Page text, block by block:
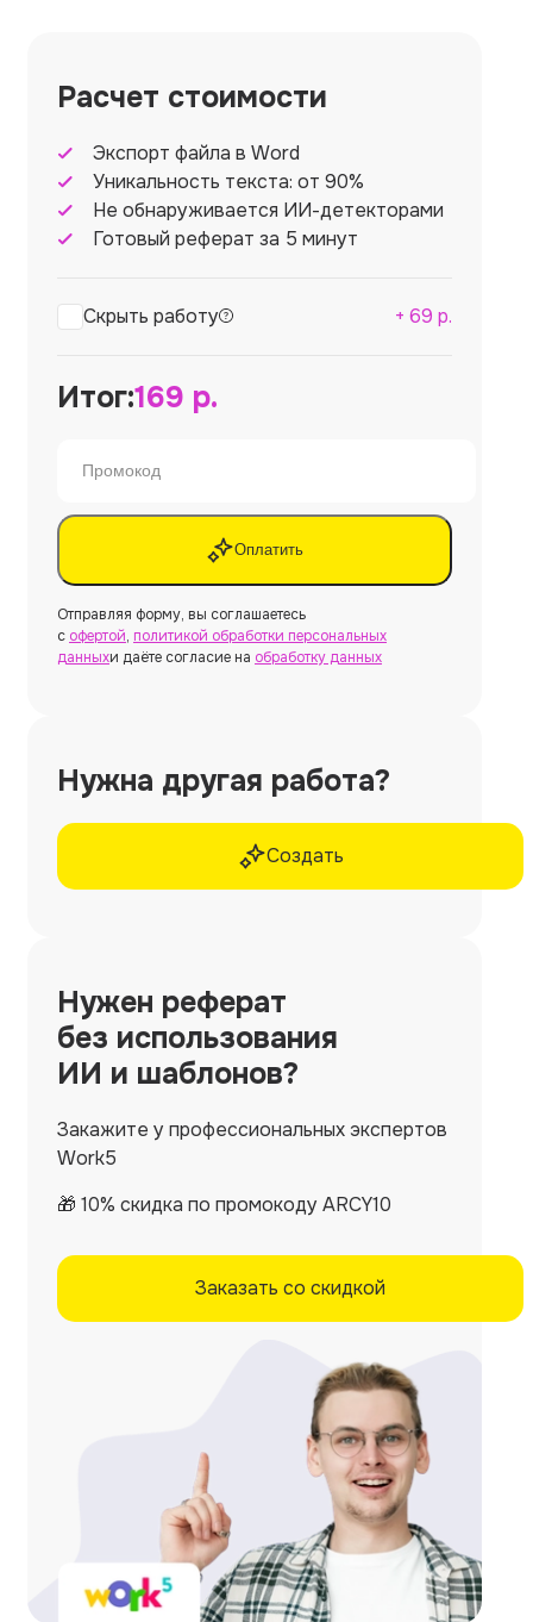
Расчет стоимости
Экспорт файла в Word
Уникальность текста: от 90%
Не обнаруживается ИИ-детекторами
Готовый реферат за 5 минут
Скрыть работу + 69 р.
Итог:169 р.
Оплатить
Отправляя форму, вы соглашаетесь
с офертой, политикой обработки персональных
данныхи даёте согласие на обработку данных
Нужна другая работа?
Создать
Нужен реферат
без использования
ИИ и шаблонов?
Закажите у профессиональных экспертов
Work5
🎁 10% скидка по промокоду ARCY10
Заказать со скидкой